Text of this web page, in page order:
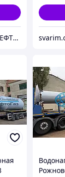
ООО "ХИММАШНЕФТЕГАЗ"